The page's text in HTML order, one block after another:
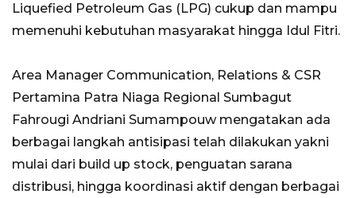
Liquefied Petroleum Gas (LPG) cukup dan mampu
memenuhi kebutuhan masyarakat hingga Idul Fitri.
Area Manager Communication, Relations & CSR
Pertamina Patra Niaga Regional Sumbagut
Fahrougi Andriani Sumampouw mengatakan ada
berbagai langkah antisipasi telah dilakukan yakni
mulai dari build up stock, penguatan sarana
distribusi, hingga koordinasi aktif dengan berbagai